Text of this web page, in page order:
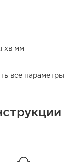
мм
все параметры